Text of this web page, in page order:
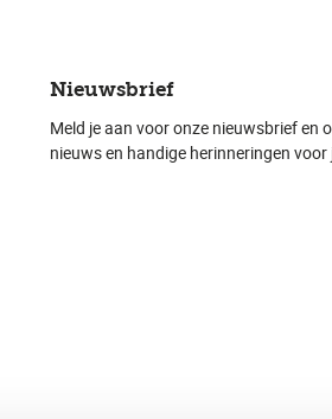
Nieuwsbrief
Meld je aan voor onze nieuwsbrief en
nieuws en handige herinneringen